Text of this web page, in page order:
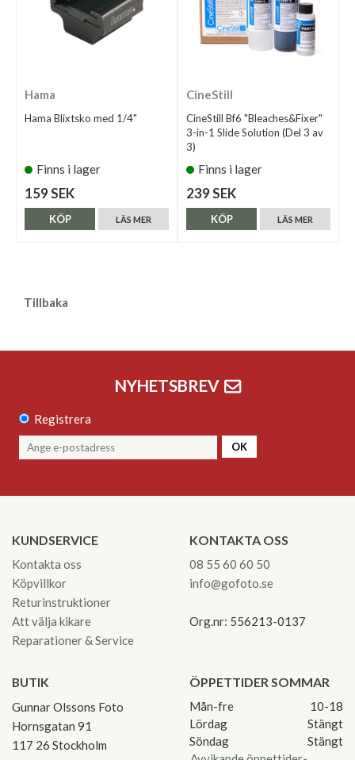
Hama
Hama Blixtsko med 1/4"
Finns i lager
159 SEK
LÄS MER
KÖP
CineStill
CineStill Bf6 "Bleaches&Fixer"
3-in-1 Slide Solution (Del 3 av
3)
Finns i lager
239 SEK
LÄS MER
KÖP
Tillbaka
NYHETSBREV
Registrera
OK
KUNDSERVICE
Kontakta oss
Köpvillkor
Returinstruktioner
Att välja kikare
Reparationer & Service
KONTAKTA OSS
08 55 60 60 50
info@gofoto.se
Org.nr: 556213-0137
BUTIK
Gunnar Olssons Foto
Hornsgatan 91
117 26 Stockholm
ÖPPETTIDER SOMMAR
Mån-fre
10-18
Lördag
Stängt
Söndag
Stängt